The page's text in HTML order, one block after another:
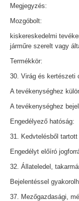
Megjegyzés:
Mozgóbolt:
kiskereskedelmi
járműre szerelt vagy
Termékkör:
30. Virág és kertészeti
A tevékenységhez
A tevékenységhez
Engedélyező hatóság:
31. Kedvtelésből tartott
Engedélyt előíró
32. Állateledel,
Bejelentéssel
37. Mezőgazdasági,